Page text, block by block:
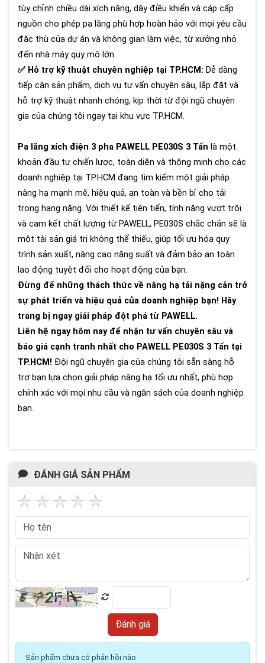
tùy chỉnh chiều dài xích nâng, dây điều khiển và cáp cấp
nguồn cho phép pa lăng phù hợp hoàn hảo với mọi yêu cầu
đặc thù của dự án và không gian làm việc, từ xưởng nhỏ
đến nhà máy quy mô lớn.
✅ Hỗ trợ kỹ thuật chuyên nghiệp tại TP.HCM: Dễ dàng
tiếp cận sản phẩm, dịch vụ tư vấn chuyên sâu, lắp đặt và
hỗ trợ kỹ thuật nhanh chóng, kịp thời từ đội ngũ chuyên
gia của chúng tôi ngay tại khu vực TP.HCM.
Pa lăng xích điện 3 pha PAWELL PE030S 3 Tấn là một
khoản đầu tư chiến lược, toàn diện và thông minh cho các
doanh nghiệp tại TP.HCM đang tìm kiếm một giải pháp
nâng hạ mạnh mẽ, hiệu quả, an toàn và bền bỉ cho tải
trọng hạng nặng. Với thiết kế tiên tiến, tính năng vượt trội
và cam kết chất lượng từ PAWELL, PE030S chắc chắn sẽ là
một tài sản giá trị không thể thiếu, giúp tối ưu hóa quy
trình sản xuất, nâng cao năng suất và đảm bảo an toàn
lao động tuyệt đối cho hoạt động của bạn.
Đừng để những thách thức về nâng hạ tải nặng cản trở
sự phát triển và hiệu quả của doanh nghiệp bạn! Hãy
trang bị ngay giải pháp đột phá từ PAWELL.
Liên hệ ngay hôm nay để nhận tư vấn chuyên sâu và
báo giá cạnh tranh nhất cho PAWELL PE030S 3 Tấn tại
TP.HCM! Đội ngũ chuyên gia của chúng tôi sẵn sàng hỗ
trợ bạn lựa chọn giải pháp nâng hạ tối ưu nhất, phù hợp
chính xác với mọi nhu cầu và ngân sách của doanh nghiệp
bạn.
ĐÁNH GIÁ SẢN PHẨM
Sản phẩm chưa có phản hồi nào